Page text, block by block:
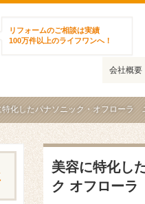
リフォームのご相談は実績
100万件以上のライフワンへ！
会社概要
特化したパナソニック・オフローラ
美容に特化し
ク オフローラ